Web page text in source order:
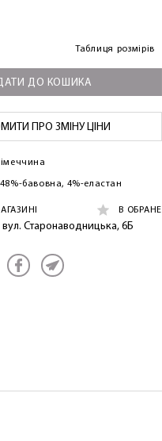
Таблиця розмірів
ДО КОШИКА
ПРО ЗМІНУ ЦІНИ
бавовна, 4%-еластан
В ОБРАНЕ
Старонаводницька, 6Б